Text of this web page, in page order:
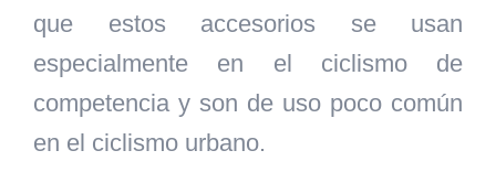
que estos accesorios se usan
especialmente en el ciclismo de
competencia y son de uso poco común
en el ciclismo urbano.